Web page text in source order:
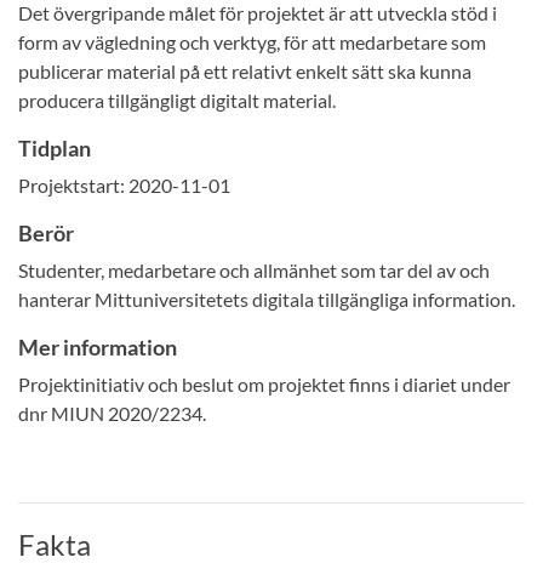
Det övergripande målet för projektet är att utveckla stöd i
form av vägledning och verktyg, för att medarbetare som
publicerar material på ett relativt enkelt sätt ska kunna
producera tillgängligt digitalt material.
Tidplan
Projektstart: 2020-11-01
Berör
Studenter, medarbetare och allmänhet som tar del av och
hanterar Mittuniversitetets digitala tillgängliga information.
Mer information
Projektinitiativ och beslut om projektet finns i diariet under
dnr MIUN 2020/2234.
Fakta